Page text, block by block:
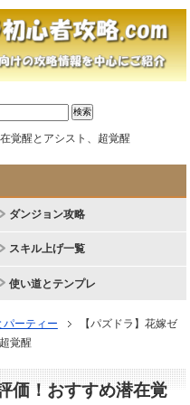
覚醒とアシスト、超覚醒
ダンジョン攻略
スキル上げ一覧
使い道とテンプレ
パーティー
【パズドラ】花嫁ゼ
覚醒
価！おすすめ潜在覚